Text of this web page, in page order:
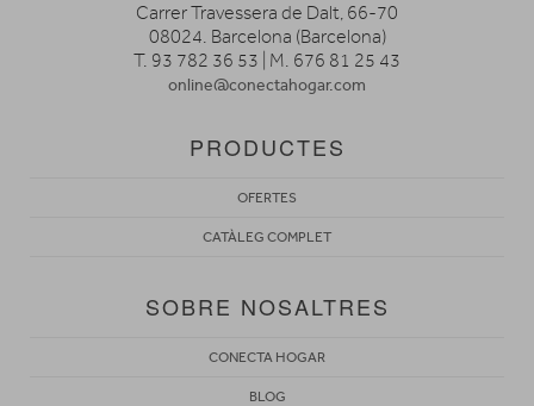
Carrer Travessera de Dalt, 66-70
08024. Barcelona (Barcelona)
T. 93 782 36 53 | M. 676 81 25 43
online@conectahogar.com
PRODUCTES
OFERTES
CATÀLEG COMPLET
SOBRE NOSALTRES
CONECTA HOGAR
BLOG